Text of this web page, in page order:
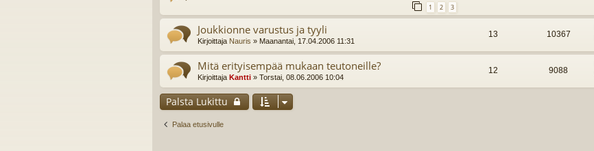
1 2 3
Joukkionne varustus ja tyyli
Kirjoittaja Nauris » Maanantai, 17.04.2006 11:31
13 10367
Mitä erityisempää mukaan teutoneille?
Kirjoittaja Kantti » Torstai, 08.06.2006 10:04
12 9088
Palsta Lukittu
Palaa etusivulle